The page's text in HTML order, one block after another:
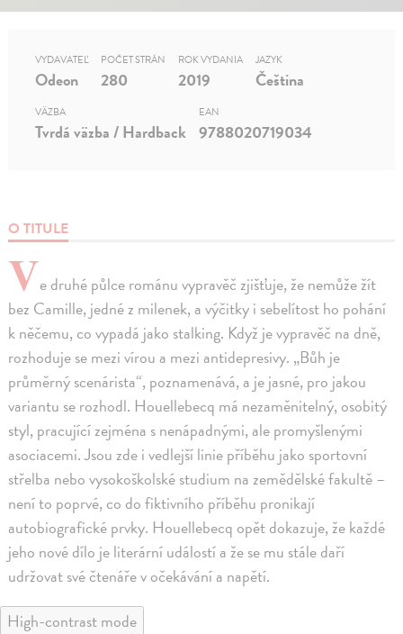
O TITULE
Ve druhé půlce románu vypravěč zjišťuje, že nemůže žít
bez Camille, jedné z milenek, a výčitky i sebelítost ho pohání
k něčemu, co vypadá jako stalking. Když je vypravěč na dně,
rozhoduje se mezi vírou a mezi antidepresivy. „Bůh je
průměrný scenárista“, poznamenává, a je jasné, pro jakou
variantu se rozhodl. Houellebecq má nezaměnitelný, osobitý
styl, pracující zejména s nenápadnými, ale promyšlenými
asociacemi. Jsou zde i vedlejší linie příběhu jako sportovní
střelba nebo vysokoškolské studium na zemědělské fakultě –
není to poprvé, co do fiktivního příběhu pronikají
autobiografické prvky. Houellebecq opět dokazuje, že každé
jeho nové dílo je literární událostí a že se mu stále daří
udržovat své čtenáře v očekávání a napětí.
VYDAVATEĽ
Odeon
POČET STRÁN
280
ROK VYDANIA
2019
JAZYK
Čeština
VÄZBA
Tvrdá väzba / Hardback
EAN
9788020719034
High-contrast mode